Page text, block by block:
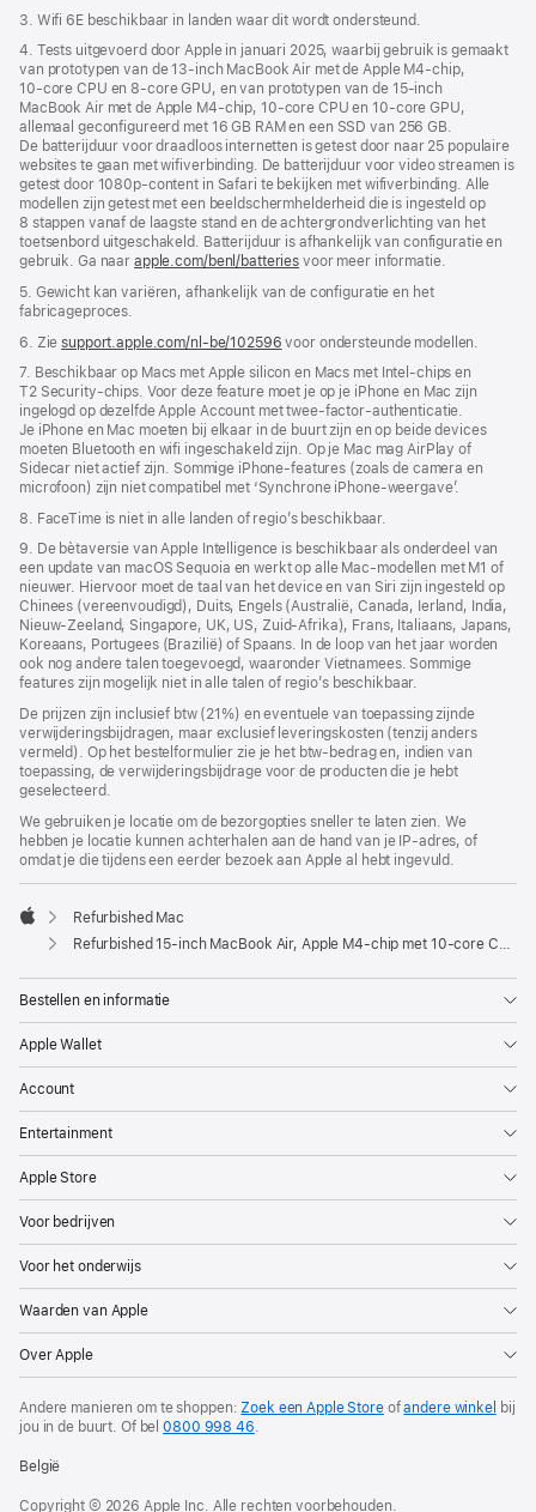
3. Wifi 6E beschikbaar in landen waar dit wordt ondersteund.
4. Tests uitgevoerd door Apple in januari 2025, waarbij gebruik is gemaakt
van prototypen van de 13‑inch MacBook Air met de Apple M4‑chip,
10‑core CPU en 8‑core GPU, en van prototypen van de 15‑inch
MacBook Air met de Apple M4‑chip, 10‑core CPU en 10‑core GPU,
allemaal geconfigureerd met 16 GB RAM en een SSD van 256 GB.
De batterijduur voor draadloos internetten is getest door naar 25 populaire
websites te gaan met wifiverbinding. De batterijduur voor video streamen is
getest door 1080p-content in Safari te bekijken met wifiverbinding. Alle
modellen zijn getest met een beeldscherm­helderheid die is ingesteld op
8 stappen vanaf de laagste stand en de achtergrond­verlichting van het
toetsenbord uitgeschakeld. Batterijduur is afhankelijk van configuratie en
gebruik. Ga naar apple.com/benl/batteries voor meer informatie.
5. Gewicht kan variëren, afhankelijk van de configuratie en het
fabricageproces.
6. Ziesupport.apple.com/nl-be/102596 voor ondersteunde modellen.
7. Beschikbaar op Macs met Apple silicon en Macs met Intel-chips en
T2 Security-chips. Voor deze feature moet je op je iPhone en Mac zijn
ingelogd op dezelfde Apple Account met twee-factor-authenticatie.
Je iPhone en Mac moeten bij elkaar in de buurt zijn en op beide devices
moeten Bluetooth en wifi ingeschakeld zijn. Op je Mac mag AirPlay of
Sidecar niet actief zijn. Sommige iPhone-features (zoals de camera en
microfoon) zijn niet compatibel met ‘Synchrone iPhone-weergave’.
8. FaceTime is niet in alle landen of regio’s beschikbaar.
9. De bètaversie van Apple Intelligence is beschikbaar als onderdeel van
een update van macOS Sequoia en werkt op alle Mac-modellen met M1 of
nieuwer. Hiervoor moet de taal van het device en van Siri zijn ingesteld op
Chinees (vereenvoudigd), Duits, Engels (Australië, Canada, Ierland, India,
Nieuw-Zeeland, Singapore, UK, US, Zuid-Afrika), Frans, Italiaans, Japans,
Koreaans, Portugees (Brazilië) of Spaans. In de loop van het jaar worden
ook nog andere talen toegevoegd, waaronder Vietnamees. Sommige
features zijn mogelijk niet in alle talen of regio’s beschikbaar.
De prijzen zijn inclusief btw (21%) en eventuele van toepassing zijnde
verwijderingsbijdragen, maar exclusief leveringskosten (tenzij anders
vermeld). Op het bestelformulier zie je het btw-bedrag en, indien van
toepassing, de verwijderingsbijdrage voor de producten die je hebt
geselecteerd.
We gebruiken je locatie om de bezorgopties sneller te laten zien. We
hebben je locatie kunnen achterhalen aan de hand van je IP-adres, of
omdat je die tijdens een eerder bezoek aan Apple al hebt ingevuld.
Apple
Refurbished Mac
Refurbished 15-inch MacBook Air, Apple M4-chip met 10‑core CPU en 10‑core GPU, middernacht
Bestellen en informatie
Apple Wallet
Account
Entertainment
Apple Store
Voor bedrijven
Voor het onderwijs
Waarden van Apple
Over Apple
Andere manieren om te shoppen: Zoek een Apple Storeofandere winkel bij
jou in de buurt. Of bel0800 998 46
België
Copyright © 2026 Apple Inc. Alle rechten voorbehouden.